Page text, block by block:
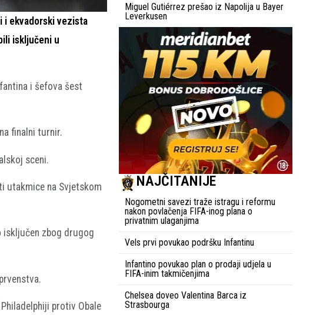
i ekvadorski vezista
isključeni u
i šefova šest
finalni turnir.
sceni.
utakmice na Svjetskom
isključen zbog drugog
Philadelphiji protiv Obale
Miguel Gutiérrez prešao iz Napolija u Bayer
Leverkusen
NAJČITANIJE
Nogometni savezi traže istragu i reformu
nakon povlačenja FIFA-inog plana o
privatnim ulaganjima
Vels prvi povukao podršku Infantinu
Infantino povukao plan o prodaji udjela u
FIFA-inim takmičenjima
Chelsea doveo Valentina Barca iz
Strasbourga